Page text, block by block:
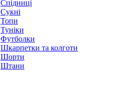
Спідниці
Сукні
Топи
Туніки
Футболки
Шкарпетки та колготи
Шорти
Штани